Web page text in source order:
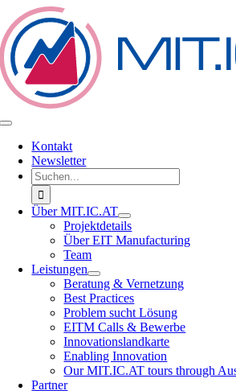
Zum
Inhalt
springen
Toggle
NavigationKontakt
Newsletter
Suche
nach:
Über MIT.IC.AT
Projektdetails
Über EIT Manufacturing
Team
Leistungen
Beratung & Vernetzung
Best Practices
Problem sucht Lösung
EITM Calls & Bewerbe
Innovationslandkarte
Enabling Innovation
Our MIT.IC.AT tours through
Partner